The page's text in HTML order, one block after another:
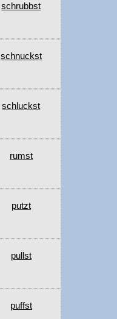
schrubbst
schnuckst
schluckst
rumst
putzt
pullst
puffst